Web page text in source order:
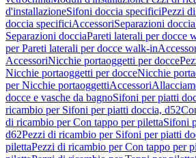
d'installazioneSifoni doccia specificiPezzi
doccia specificiAccessoriSeparazioni doccia
Separazioni docciaPareti laterali per docce
per Pareti laterali per docce walk-in
AccessoriNicchie portaoggetti per docce
Nicchie portaoggetti per docceNicchie
per Nicchie portaoggettiAccessori
docce e vasche da bagnoSifoni per piatti
ricambio per Sifoni per piatti doccia, d52
di ricambio per Con tappo per pilettaSifoni
d62Pezzi di ricambio per Sifoni per piatti
pilettaPezzi di ricambio per Con tappo per